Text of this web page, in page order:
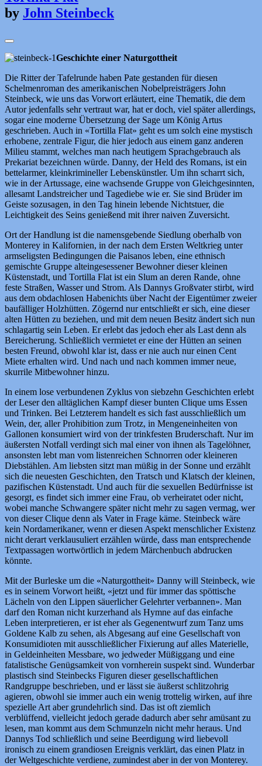
by John Steinbeck
Geschichte einer Naturgottheit
Die Ritter der Tafelrunde haben Pate gestanden für diesen
Schelmenroman des amerikanischen Nobelpreisträgers John
Steinbeck, wie uns das Vorwort erläutert, eine Thematik, die dem
Autor jedenfalls sehr vertraut war, hat er doch, viel später allerdings,
sogar eine moderne Übersetzung der Sage um König Artus
geschrieben. Auch in «Tortilla Flat» geht es um solch eine mystisch
erhobene, zentrale Figur, die hier jedoch aus einem ganz anderen
Milieu stammt, welches man nach heutigem Sprachgebrauch als
Prekariat bezeichnen würde. Danny, der Held des Romans, ist ein
bettelarmer, kleinkrimineller Lebenskünstler. Um ihn scharrt sich,
wie in der Artussage, eine wachsende Gruppe von Gleichgesinnten,
allesamt Landstreicher und Tagediebe wie er. Sie sind Brüder im
Geiste sozusagen, in den Tag hinein lebende Nichtstuer, die
Leichtigkeit des Seins genießend mit ihrer naiven Zuversicht.
Ort der Handlung ist die namensgebende Siedlung oberhalb von
Monterey in Kalifornien, in der nach dem Ersten Weltkrieg unter
armseligsten Bedingungen die Paisanos leben, eine ethnisch
gemischte Gruppe alteingesessener Bewohner dieser kleinen
Küstenstadt, und Tortilla Flat ist ein Slum an deren Rande, ohne
feste Straßen, Wasser und Strom. Als Dannys Großvater stirbt, wird
aus dem obdachlosen Habenichts über Nacht der Eigentümer zweier
baufälliger Holzhütten. Zögernd nur entschließt er sich, eine dieser
alten Hütten zu beziehen, und mit dem neuen Besitz ändert sich nun
schlagartig sein Leben. Er erlebt das jedoch eher als Last denn als
Bereicherung. Schließlich vermietet er eine der Hütten an seinen
besten Freund, obwohl klar ist, dass er nie auch nur einen Cent
Miete erhalten wird. Und nach und nach kommen immer neue,
skurrile Mitbewohner hinzu.
In einem lose verbundenen Zyklus von siebzehn Geschichten erlebt
der Leser den alltäglichen Kampf dieser bunten Clique ums Essen
und Trinken. Bei Letzterem handelt es sich fast ausschließlich um
Wein, der, aller Prohibition zum Trotz, in Mengeneinheiten von
Gallonen konsumiert wird von der trinkfesten Bruderschaft. Nur im
äußersten Notfall verdingt sich mal einer von ihnen als Tagelöhner,
ansonsten lebt man vom listenreichen Schnorren oder kleineren
Diebstählen. Am liebsten sitzt man müßig in der Sonne und erzählt
sich die neuesten Geschichten, den Tratsch und Klatsch der kleinen,
pazifischen Küstenstadt. Und auch für die sexuellen Bedürfnisse ist
gesorgt, es findet sich immer eine Frau, ob verheiratet oder nicht,
wobei manche Schwangere später nicht mehr zu sagen vermag, wer
von dieser Clique denn als Vater in Frage käme. Steinbeck wäre
kein Nordamerikaner, wenn er diesen Aspekt menschlicher Existenz
nicht derart verklausuliert erzählen würde, dass man entsprechende
Textpassagen wortwörtlich in jedem Märchenbuch abdrucken
könnte.
Mit der Burleske um die «Naturgottheit» Danny will Steinbeck, wie
es in seinem Vorwort heißt, «jetzt und für immer das spöttische
Lächeln von den Lippen säuerlicher Gelehrter verbannen». Man
darf den Roman nicht kurzerhand als Hymne auf das einfache
Leben interpretieren, er ist eher als Gegenentwurf zum Tanz ums
Goldene Kalb zu sehen, als Abgesang auf eine Gesellschaft von
Konsumidioten mit ausschließlicher Fixierung auf alles Materielle,
in Geldeinheiten Messbare, wo jedweder Müßiggang und eine
fatalistische Genügsamkeit von vornherein suspekt sind. Wunderbar
plastisch sind Steinbecks Figuren dieser gesellschaftlichen
Randgruppe beschrieben, und er lässt sie äußerst schlitzohrig
agieren, obwohl sie immer auch ein wenig trottelig wirken, auf ihre
spezielle Art aber grundehrlich sind. Das ist oft ziemlich
verblüffend, vielleicht jedoch gerade dadurch aber sehr amüsant zu
lesen, man kommt aus dem Schmunzeln nicht mehr heraus. Und
Dannys Tod schließlich und seine Beerdigung wird liebevoll
ironisch zu einem grandiosen Ereignis verklärt, das einen Platz in
der Weltgeschichte verdiene, zumindest aber in der von Monterey.